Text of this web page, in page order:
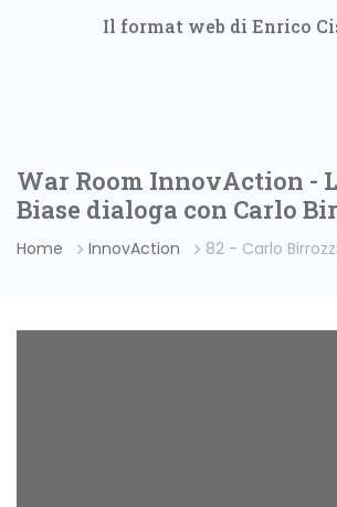
Il format web di Enrico
War Room InnovAction -
Biase dialoga con Carlo
Home InnovAction 82 - Carlo Birrozzi